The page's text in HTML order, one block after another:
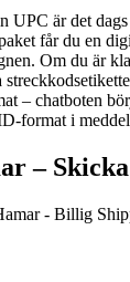
UPC är det
får du en
Om du är
– chatboten
format i
–